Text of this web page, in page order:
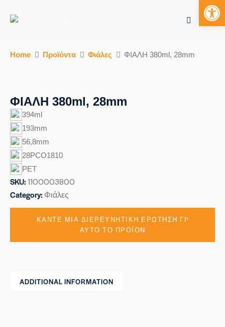
Mobile
S
t
o
c
o
n
t
e
n
t
Home Προϊόντα Φιάλες ΦΙΑΛΗ 380ml, 28mm
ΦΙΑΛΗ 380ml, 28mm
394ml
193mm
56,8mm
28PCO1810
PET
SKU:1100003800
Category: Φιάλες
ADDITIONAL INFORMATION
Ανοίξτε τη γραμμή εργαλείων